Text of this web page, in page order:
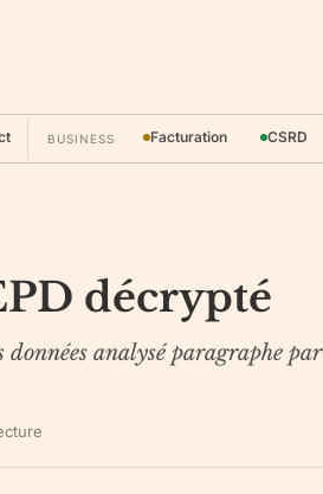
BUSINESS Facturation CSRD
décrypté
analysé paragraphe par